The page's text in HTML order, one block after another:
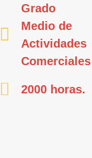
Grado
Medio de
Actividades
Comerciales
2000 horas.